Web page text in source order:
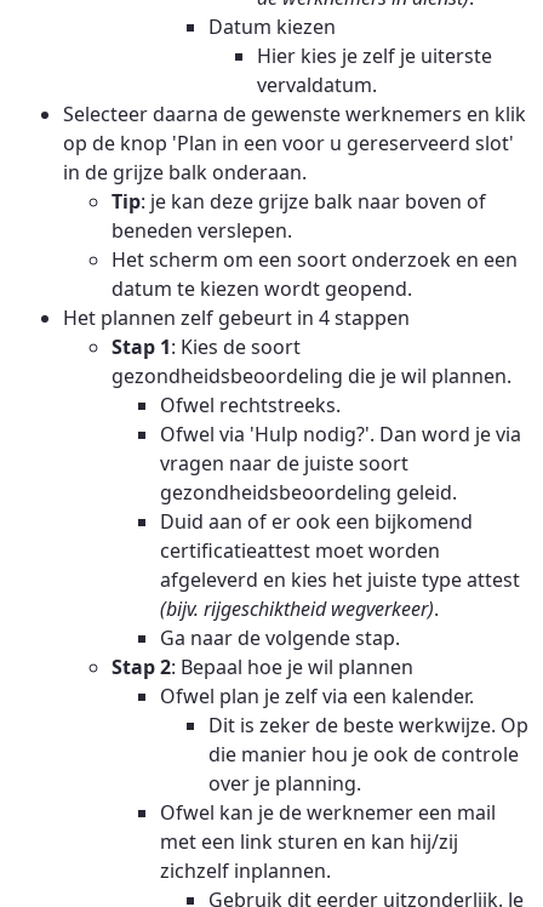
Datum kiezen
Hier kies je zelf je uiterste
vervaldatum.
Selecteer daarna de gewenste werknemers en klik
op de knop 'Plan in een voor u gereserveerd slot'
in de grijze balk onderaan.
Tip: je kan deze grijze balk naar boven of
beneden verslepen.
Het scherm om een soort onderzoek en een
datum te kiezen wordt geopend.
Het plannen zelf gebeurt in 4 stappen
Stap 1: Kies de soort
gezondheidsbeoordeling die je wil plannen.
Ofwel rechtstreeks.
Ofwel via 'Hulp nodig?'. Dan word je via
vragen naar de juiste soort
gezondheidsbeoordeling geleid.
Duid aan of er ook een bijkomend
certificatieattest moet worden
afgeleverd en kies het juiste type attest
(bijv. rijgeschiktheid wegverkeer).
Ga naar de volgende stap.
Stap 2: Bepaal hoe je wil plannen
Ofwel plan je zelf via een kalender.
Dit is zeker de beste werkwijze. Op
die manier hou je ook de controle
over je planning.
Ofwel kan je de werknemer een mail
met een link sturen en kan hij/zij
zichzelf inplannen.
Gebruik dit eerder uitzonderlijk. Je